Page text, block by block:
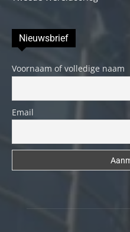
Nieuwsbrief
Voornaam of volledige naam
Email